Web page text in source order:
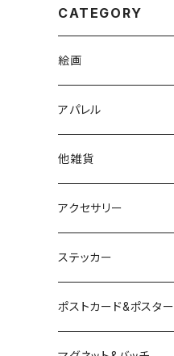
CATEGORY
絵画
アパレル
他雑貨
アクセサリー
ステッカー
ポストカード&ポスター